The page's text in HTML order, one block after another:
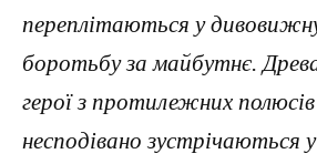
переплітаються у
боротьбу за майбутнє.
герої з протилежних полюсів
несподівано зустрічаються